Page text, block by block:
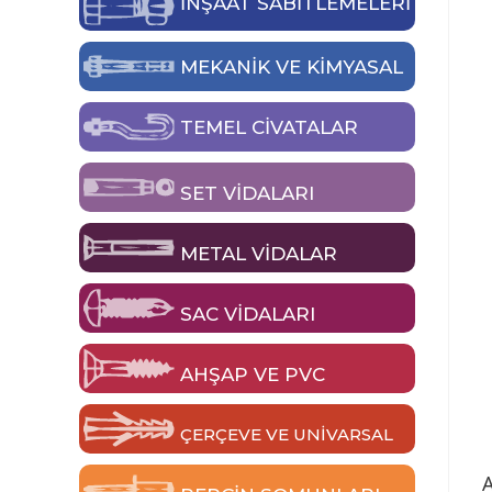
MEKANIK VE KIMYASAL
TEMEL CIVATALAR
SET VIDALARI
METAL VIDALAR
SAC VIDALARI
AHŞAP VE PVC
ÇERÇEVE VE UNIVARSAL